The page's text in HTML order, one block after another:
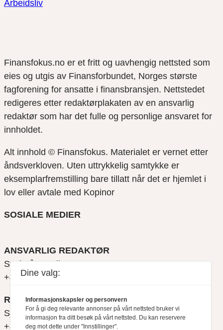
Arbeidsliv
Finansfokus.no er et fritt og uavhengig nettsted som
eies og utgis av Finansforbundet, Norges største
fagforening for ansatte i finansbransjen. Nettstedet
redigeres etter redaktørplakaten av en ansvarlig
redaktør som har det fulle og personlige ansvaret for
innholdet.
Alt innhold © Finansfokus. Materialet er vernet etter
åndsverkloven. Uten uttrykkelig samtykke er
eksemplarfremstilling bare tillatt når det er hjemlet i
lov eller avtale med Kopinor
SOSIALE MEDIER
ANSVARLIG REDAKTØR
Svein Åge Eriksen
+47 900 79 547
REDAKTØR
Sjur Anda
+47 470 34 460
Dine valg:
Informasjonskapsler og personvern
For å gi deg relevante annonser på vårt nettsted bruker vi
informasjon fra ditt besøk på vårt nettsted. Du kan reservere
deg mot dette under "Innstillinger".